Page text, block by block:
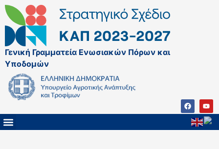
Γενική Γραμματεία Ενωσιακών Πόρων και
Υποδομών